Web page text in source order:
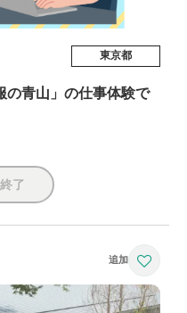
東京都
の青山」の仕事体験で
了